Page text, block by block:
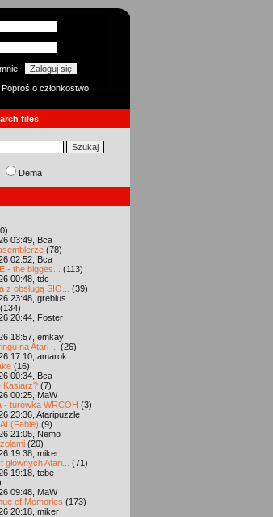
Poproś o członkostwo
files
Dema
03:49, Bca
(78)
02:52, Bca
- the bigges...
(113)
00:48, tdc
z obsługą SIO...
(39)
23:48, greblus
(134)
20:44, Foster
18:57, emkay
na Atari ...
(26)
17:10, amarok
(16)
00:34, Bca
Kasiarz? (7)
00:25, MaW
- turówka WRCOH (3)
23:36, Ataripuzzle
(Fable) (9)
21:05, Nemo
(20)
19:38, miker
Atari...
(71)
19:18, tebe
09:48, MaW
of Memories (173)
20:18, miker